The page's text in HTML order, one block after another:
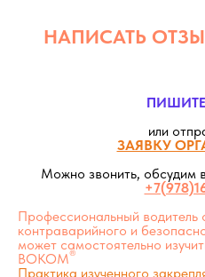
НАПИСАТЬ
ПИШИТЕ
или
ЗАЯВКУ
Можно звонить, обсудим
Профессиональный водитель
контраварийного и
может самостоятельно
ВОКОМ®
Практика изученного